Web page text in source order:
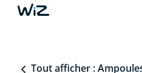
Tout afficher :